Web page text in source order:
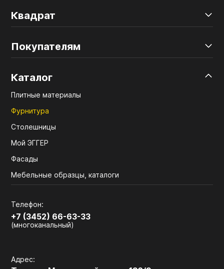
Квадрат
Покупателям
Каталог
Плитные материалы
Фурнитура
Столешницы
Мой ЭГГЕР
Фасады
Мебельные образцы, каталоги
Телефон:
+7 (3452) 66-63-33
(многоканальный)
Адрес: